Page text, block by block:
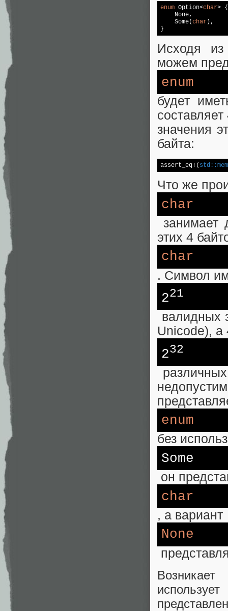
enum Option<char> {
    None,
    Some(
char ),
}
Исходя
можем
enum
будет
значения
байта:
assert_eq!( std: :mem
Что же
char
занимает
этих 4
char
. Символ
221
валидных
Unicode), а
232
enum
без
Some
он
char
, а вариант
None